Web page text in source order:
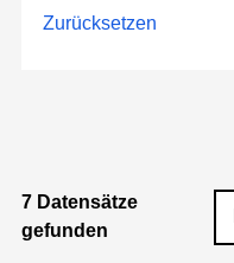
Zurücksetzen
7 Datensätze
gefunden